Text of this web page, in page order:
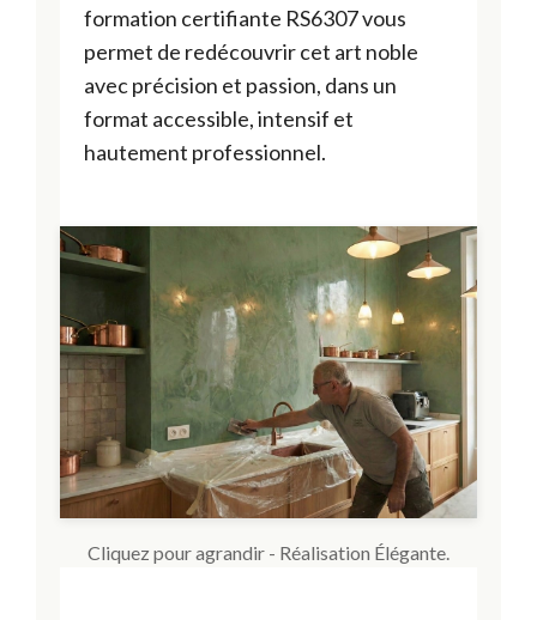
formation certifiante RS6307 vous
permet de redécouvrir cet art noble
avec précision et passion, dans un
format accessible, intensif et
hautement professionnel.
Cliquez pour agrandir - Réalisation Élégante.